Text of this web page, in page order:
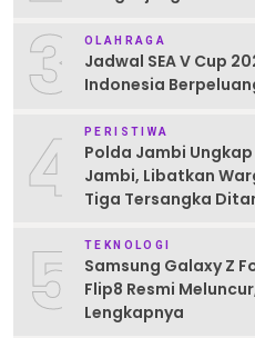
3 OLAHRAGA
Jadwal SEA V Cup
Indonesia
4 PERISTIWA
Polda Jambi
Jambi, Libatkan
Tiga Tersangka
5 TEKNOLOGI
Samsung Galaxy Z
Flip8 Resmi
Lengkapnya